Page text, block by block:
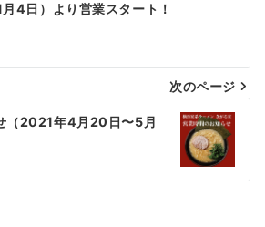
4日）より営業スタート！
次のページ
（2021年4月20日〜5月